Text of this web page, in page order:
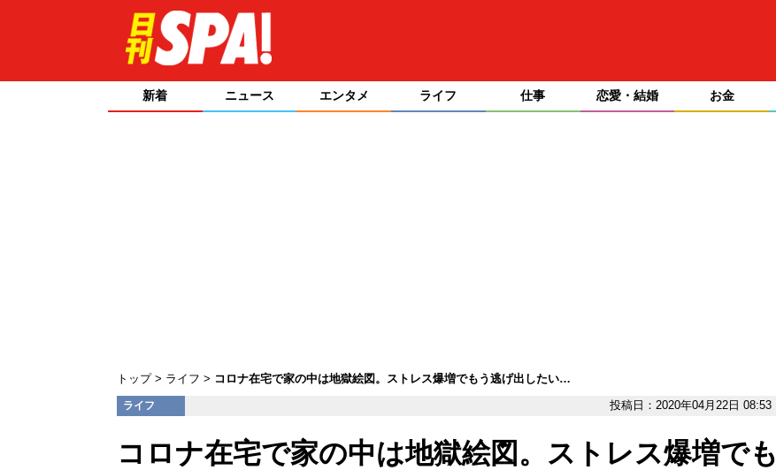
新着 ニュース エンタメ ライフ 仕事 恋愛・結婚 お金
トップ ライフ コロナ在宅で家の中は地獄絵図。ストレス爆増でもう逃げ出したい…
ライフ 投稿日：2020年04月22日 08:53
コロナ在宅で家の中は地獄絵図。ストレス爆増でも